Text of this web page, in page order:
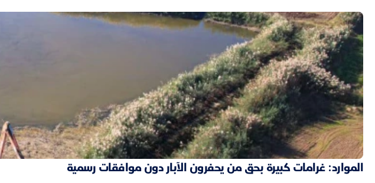
الموارد: غرامات كبيرة بحق من يحفرون الآبار دون موافقات رسمية